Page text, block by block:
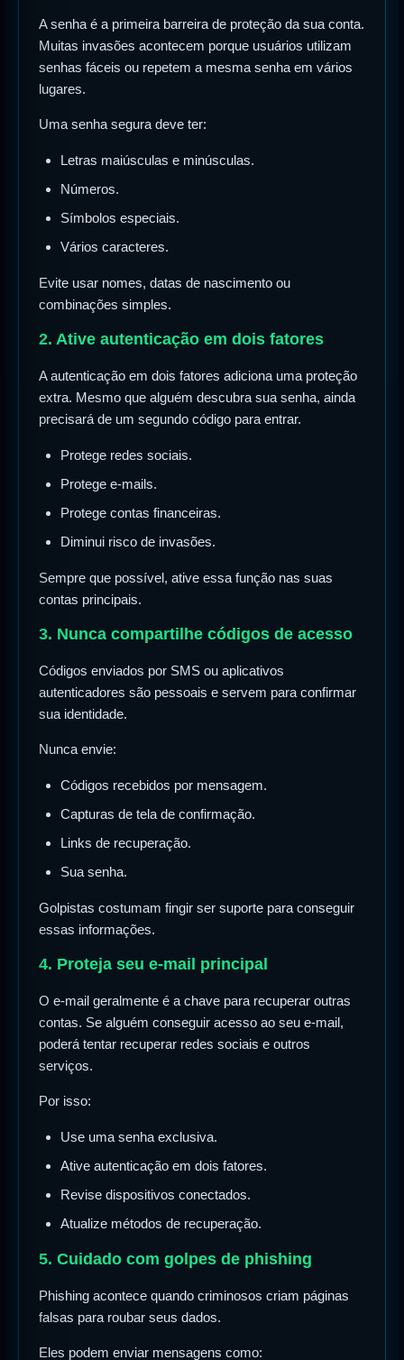
A senha é a primeira barreira de proteção da sua conta.
Muitas invasões acontecem porque usuários utilizam
senhas fáceis ou repetem a mesma senha em vários
lugares.
Uma senha segura deve ter:
Letras maiúsculas e minúsculas.
Números.
Símbolos especiais.
Vários caracteres.
Evite usar nomes, datas de nascimento ou
combinações simples.
2. Ative autenticação em dois fatores
A autenticação em dois fatores adiciona uma proteção
extra. Mesmo que alguém descubra sua senha, ainda
precisará de um segundo código para entrar.
Protege redes sociais.
Protege e-mails.
Protege contas financeiras.
Diminui risco de invasões.
Sempre que possível, ative essa função nas suas
contas principais.
3. Nunca compartilhe códigos de acesso
Códigos enviados por SMS ou aplicativos
autenticadores são pessoais e servem para confirmar
sua identidade.
Nunca envie:
Códigos recebidos por mensagem.
Capturas de tela de confirmação.
Links de recuperação.
Sua senha.
Golpistas costumam fingir ser suporte para conseguir
essas informações.
4. Proteja seu e-mail principal
O e-mail geralmente é a chave para recuperar outras
contas. Se alguém conseguir acesso ao seu e-mail,
poderá tentar recuperar redes sociais e outros
serviços.
Por isso:
Use uma senha exclusiva.
Ative autenticação em dois fatores.
Revise dispositivos conectados.
Atualize métodos de recuperação.
5. Cuidado com golpes de phishing
Phishing acontece quando criminosos criam páginas
falsas para roubar seus dados.
Eles podem enviar mensagens como: